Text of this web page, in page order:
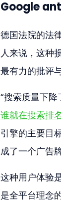
Google
德国法院的法
人来说，这种
最有力的批评
“搜索质量下降
谁就在搜索排
引擎的主要目
成了一个广告
这种用户体验
是全平台理念